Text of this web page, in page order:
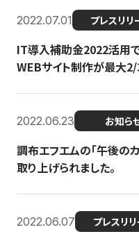
2022.07.01 プレスリリ
IT導入補助金2022活用
WEBサイト制作が最大2/
2022.06.23 お知ら
調布エフエムの「午後の
取り上げられました。
2022.06.07 プレスリ